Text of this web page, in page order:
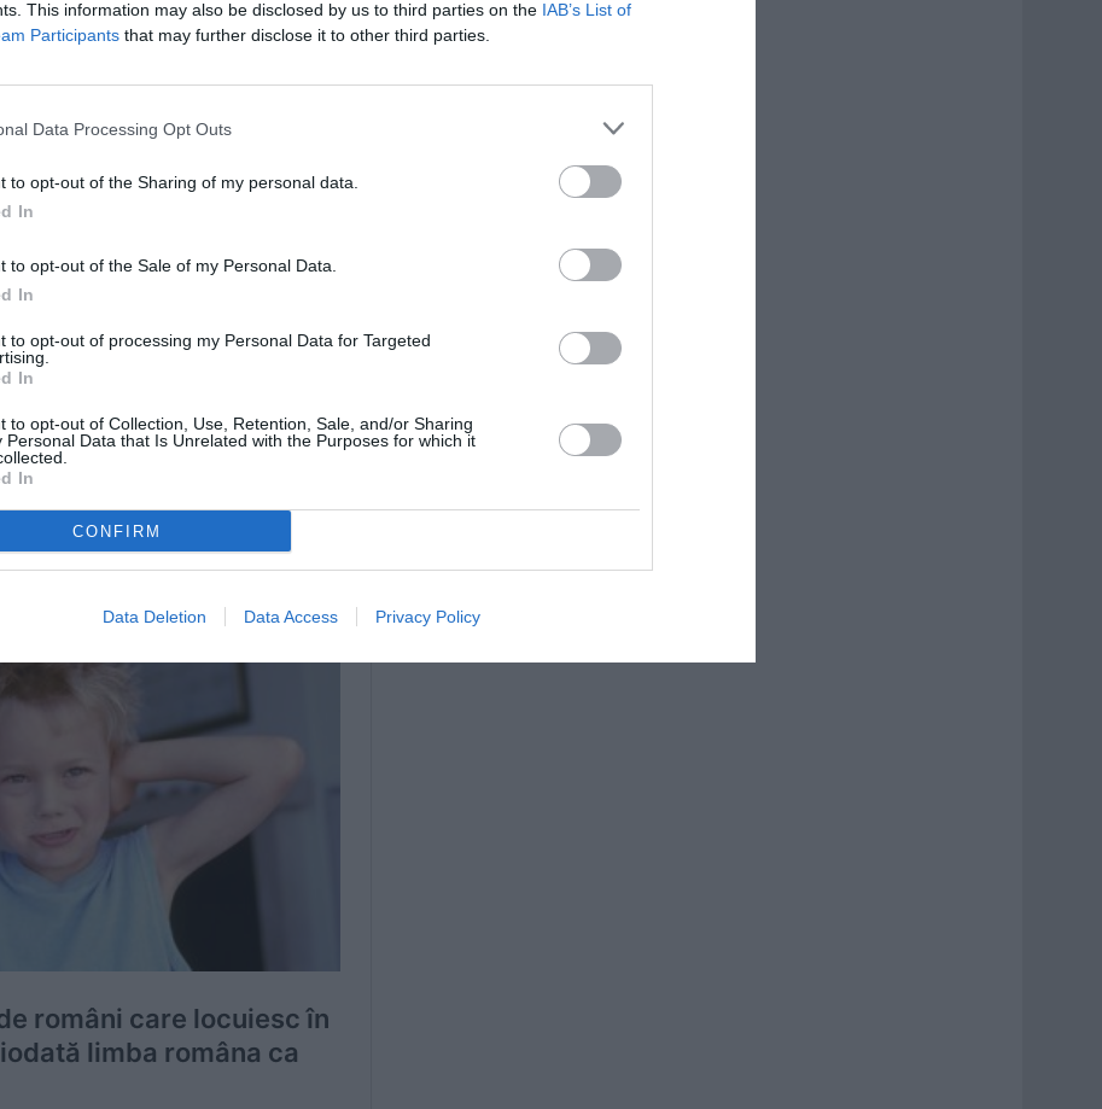
This information may also be disclosed by us to third parties on the IAB’s List of
Participants that may further disclose it to other third parties.
Data Processing Opt Outs
to opt-out of the Sharing of my personal data.
In
to opt-out of the Sale of my Personal Data.
In
to opt-out of processing my Personal Data for Targeted
In
to opt-out of Collection, Use, Retention, Sale, and/or Sharing
Personal Data that Is Unrelated with the Purposes for which it
In
CONFIRM
Data Deletion Data Access Privacy Policy